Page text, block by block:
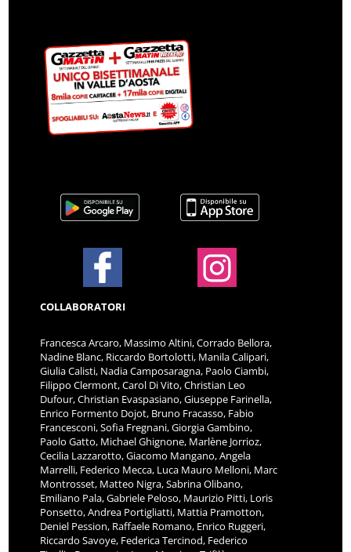
COLLABORATORI
Francesca Arcaro, Massimo Altini, Corrado Bellora,
Nadine Blanc, Riccardo Bortolotti, Manila Calipari,
Giulia Calisti, Nadia Camposaragna, Paolo Ciambi,
Filippo Clermont, Carol Di Vito, Christian Leo
Dufour, Christian Evaspasiano, Giuseppe Farinella,
Enrico Formento Dojot, Bruno Fracasso, Fabio
Francesconi, Sofia Fregnani, Giorgia Gambino,
Paolo Gatto, Michael Ghignone, Marlène Jorrioz,
Cecilia Lazzarotto, Giacomo Mangano, Angela
Marrelli, Federico Mecca, Luca Mauro Melloni, Marc
Montrosset, Matteo Nigra, Sabrina Olibano,
Emiliano Pala, Gabriele Peloso, Maurizio Pitti, Loris
Ponsetto, Andrea Portigliatti, Mattia Pramotton,
Deniel Pession, Raffaele Romano, Enrico Ruggeri,
Riccardo Savoye, Federica Tercinod, Federico